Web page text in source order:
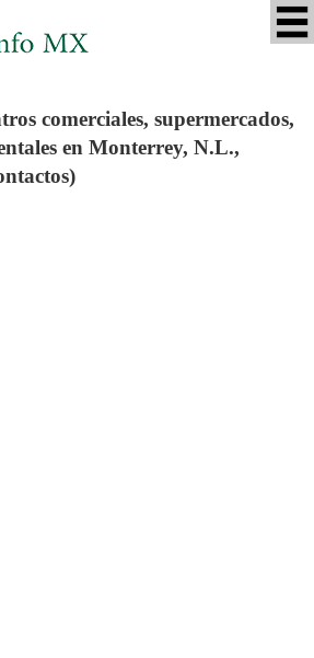
comerciales, supermercados,
en Monterrey, N.L.,